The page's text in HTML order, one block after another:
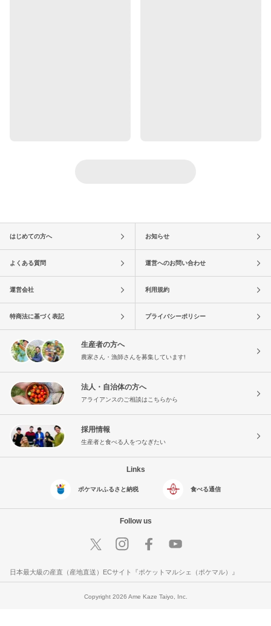
はじめての方へ お知らせ
よくある質問 運営へのお問い合わせ
運営会社 利用規約
特商法に基づく表記 プライバシーポリシー
生産者の方へ
農家さん・漁師さんを募集しています!
法人・自治体の方へ
アライアンスのご相談はこちらから
採用情報
生産者と食べる人をつなぎたい
Links
ポケマルふるさと納税 食べる通信
Follow us
日本最大級の産直（産地直送）ECサイト『ポケットマルシェ（ポケマル）』
Copyright 2026 Ame Kaze Taiyo, Inc.